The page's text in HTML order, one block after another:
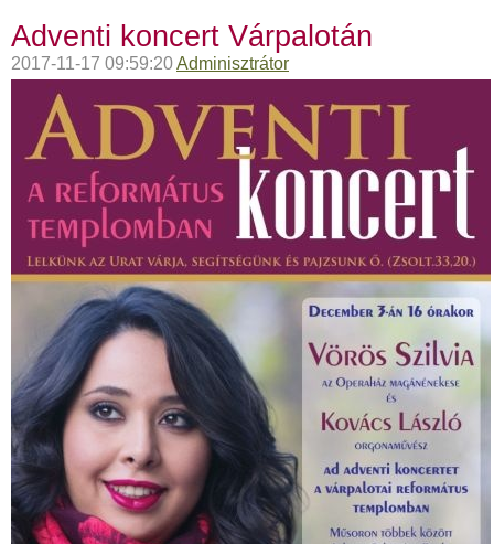
Adventi koncert Várpalotán
2017-11-17 09:59:20Adminisztrátor